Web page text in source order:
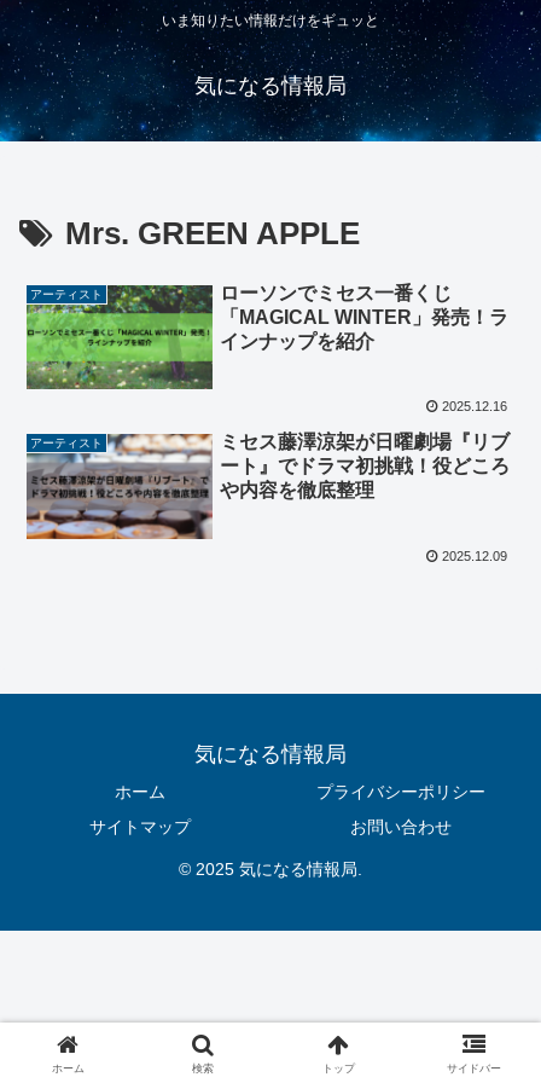
いま知りたい情報だけをギュッと
気になる情報局
Mrs. GREEN APPLE
アーティスト
ローソンでミセス一番くじ
「MAGICAL WINTER」発売！ラ
インナップを紹介
2025.12.16
アーティスト
ミセス藤澤涼架が日曜劇場『リブ
ート』でドラマ初挑戦！役どころ
や内容を徹底整理
2025.12.09
気になる情報局
ホーム
プライバシーポリシー
サイトマップ
お問い合わせ
© 2025 気になる情報局.
ホーム 検索 トップ サイドバー